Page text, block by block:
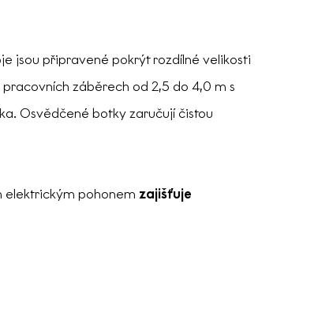
jsou připravené pokrýt rozdílné velikosti
záběrech od 2,5 do 4,0 m s
Osvědčené botky zaručují čistou
elektrickým pohonem zajišťuje